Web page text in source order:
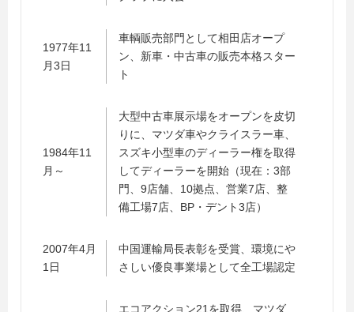
1977年11
月3日
車輌販売部門として相田店オープ
ン、新車・中古車の販売本格スター
ト
1984年11
月～
大型中古車展示場をオープンを皮切
りに、マツダ車やクライスラー車、
スズキ小型車のディーラー権を取得
してディーラーを開始（現在：3部
門、9店舗、10拠点、営業7店、整
備工場7店、BP・デント3店）
2007年4月
1日
中国運輸局長表彰を受賞、環境にや
さしい優良事業場として全工場認定
エコアクション21を取得、マツダ